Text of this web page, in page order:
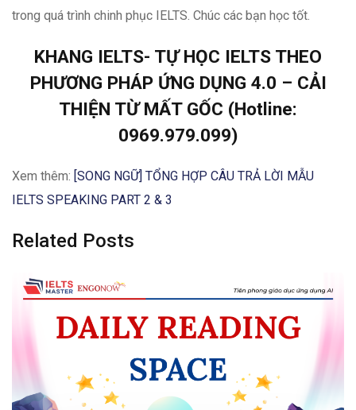
trong quá trình chinh phục IELTS. Chúc các bạn học tốt.
KHANG IELTS- TỰ HỌC IELTS THEO
PHƯƠNG PHÁP ỨNG DỤNG 4.0 – CẢI
THIỆN TỪ MẤT GỐC (Hotline:
0969.979.099)
Xem thêm: [SONG NGỮ] TỔNG HỢP CÂU TRẢ LỜI MẪU
IELTS SPEAKING PART 2 & 3
Related Posts